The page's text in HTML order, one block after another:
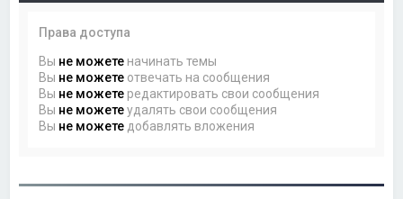
Права доступа
Вы не можете начинать темы
Вы не можете отвечать на сообщения
Вы не можете редактировать свои сообщения
Вы не можетеудалять свои сообщения
Вы не можете добавлять вложения